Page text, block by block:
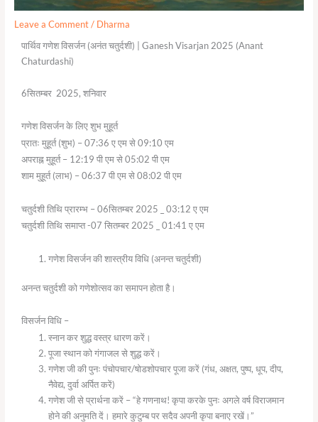
Leave a Comment / Dharma
पार्थिव गणेश विसर्जन (अनंत चतुर्दशी) | Ganesh Visarjan 2025 (Anant
Chaturdashi)
6सितम्बर 2025, शनिवार
गणेश विसर्जन के लिए शुभ मुहूर्त
प्रातः मुहूर्त (शुभ) – 07:36 ए एम से 09:10 एम
अपराह्न मुहूर्त – 12:19 पी एम से 05:02 पी एम
शाम मुहूर्त (लाभ) – 06:37 पी एम से 08:02 पी एम
चतुर्दशी तिथि प्रारम्भ – 06सितम्बर 2025 _ 03:12 ए एम
चतुर्दशी तिथि समाप्त -07 सितम्बर 2025 _ 01:41 ए एम
गणेश विसर्जन की शास्त्रीय विधि (अनन्त चतुर्दशी)
अनन्त चतुर्दशी को गणेशोत्सव का समापन होता है।
विसर्जन विधि –
स्नान कर शुद्ध वस्त्र धारण करें।
पूजा स्थान को गंगाजल से शुद्ध करें।
गणेश जी की पुनः पंचोपचार/षोडशोपचार पूजा करें (गंध, अक्षत, पुष्प, धूप, दीप,
नैवेद्य, दुर्वा अर्पित करें)
गणेश जी से प्रार्थना करें – “हे गणनाथ! कृपा करके पुनः अगले वर्ष विराजमान
होने की अनुमति दें। हमारे कुटुम्ब पर सदैव अपनी कृपा बनाए रखें।”